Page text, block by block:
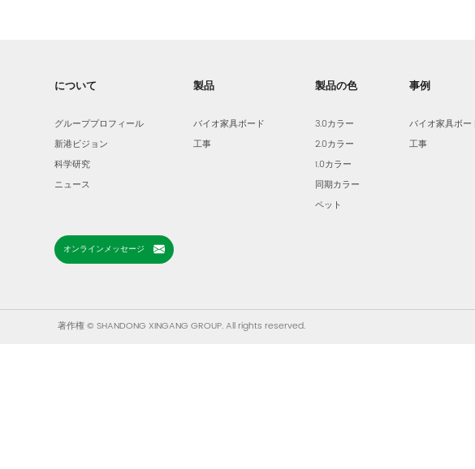
について
グループプロフィール
新港ビジョン
科学研究
ニュース
製品
バイオ家具ボード
工事
製品の色
3.0カラー
2.0カラー
1.0カラー
同期カラー
ペット
事例
バイオ家具ボー
工事
オンラインメッセージ
著作権 © SHANDONG XINGANG GROUP. All rights reserved.